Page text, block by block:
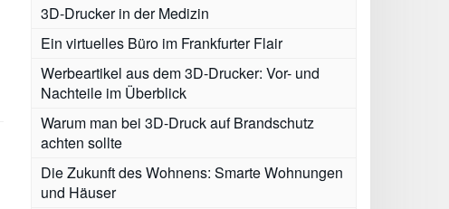
3D-Drucker in der Medizin
Ein virtuelles Büro im Frankfurter Flair
Werbeartikel aus dem 3D-Drucker: Vor- und
Nachteile im Überblick
Warum man bei 3D-Druck auf Brandschutz
achten sollte
Die Zukunft des Wohnens: Smarte Wohnungen
und Häuser